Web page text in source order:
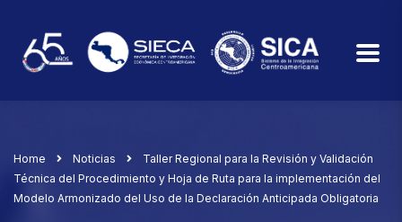
Home Noticias
Taller Regional para la Revisión y Validación
Técnica del Procedimiento y Hoja de Ruta para la implementación del
Modelo Armonizado del Uso de la Declaración Anticipada Obligatoria